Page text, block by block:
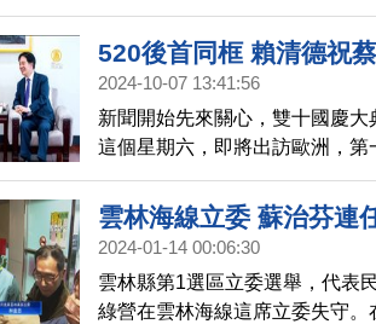
德表示，將邀請跨黨派、跨世
520後首同框 賴清德祝
2024-10-07 13:41:56
新聞開始先來關心，雙十國慶
這個星期六，即將出訪歐洲，
天（6日）也到官邸拜會總統賴
也預祝蔡英文訪歐順利。
雲林海線立委 蘇治芬連
2024-01-14 00:06:30
雲林縣第1選區立委選舉，代表
綠營在雲林海線這席立委失守